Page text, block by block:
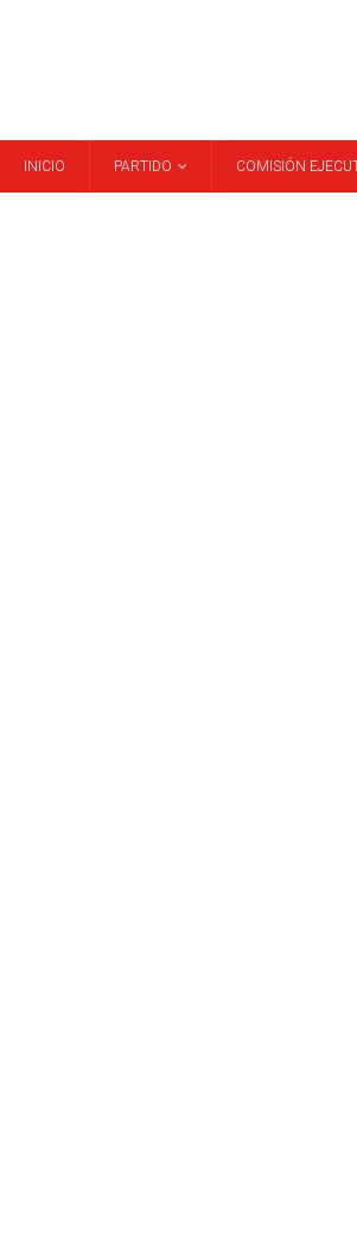
INICIO PARTIDO COMISIÓN